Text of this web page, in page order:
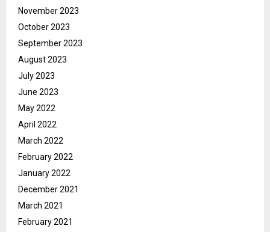
November 2023
October 2023
September 2023
August 2023
July 2023
June 2023
May 2022
April 2022
March 2022
February 2022
January 2022
December 2021
March 2021
February 2021